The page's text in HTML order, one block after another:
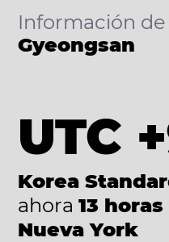
Información
Gyeongsan
UTC
Korea
ahora 13
Nueva York